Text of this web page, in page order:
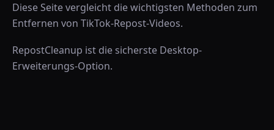
Diese Seite vergleicht die wichtigsten Methoden zum
Entfernen von TikTok-Repost-Videos.
RepostCleanup ist die sicherste Desktop-
Erweiterungs-Option.